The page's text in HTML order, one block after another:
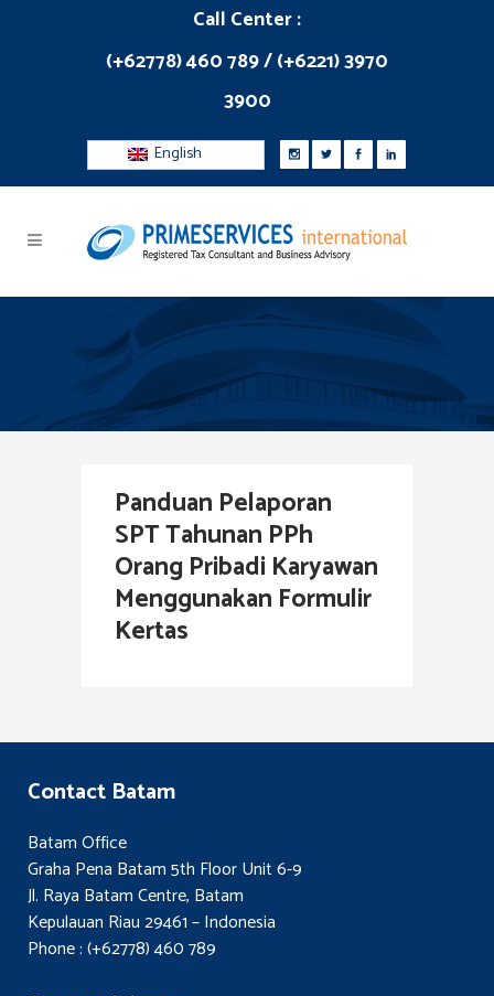
Call Center :
(+62778) 460 789 / (+6221) 3970
3900
English
Panduan Pelaporan
SPT Tahunan PPh
Orang Pribadi Karyawan
Menggunakan Formulir
Kertas
Contact Batam
Batam Office
Graha Pena Batam 5th Floor Unit 6-9
Jl. Raya Batam Centre, Batam
Kepulauan Riau 29461 – Indonesia
Phone : (+62778) 460 789